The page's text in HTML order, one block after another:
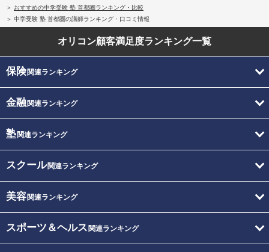
おすすめの中学受験 塾 首都圏ランキング・比較
中学受験 塾 首都圏の講師ランキング・口コミ情報
オリコン顧客満足度ランキング一覧
保険関連ランキング
金融関連ランキング
塾関連ランキング
スクール関連ランキング
美容関連ランキング
スポーツ＆ヘルス 関連ランキング